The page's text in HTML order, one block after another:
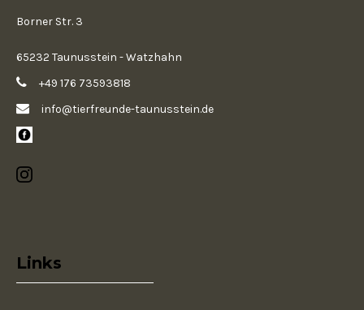
Borner Str. 3
65232 Taunusstein - Watzhahn
+49 176 73593818
info@tierfreunde-taunusstein.de
Links